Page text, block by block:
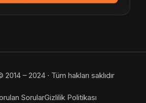
2014 – 2024 · Tüm hakları saklıdır
SorularGizlilik Politikası